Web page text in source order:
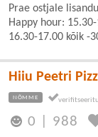
Prae ostjale
Happy hour:
16.30-17.00 kõik -
Hiiu Peetri
NÕMME
0 988